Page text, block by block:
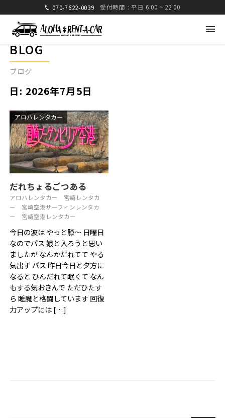
070-7622-0039 受付時間 : 平日 6:00 ~ 22:00
BLOG
ブログ
日: 2026年7月5日
アロハレンタカー
だれちょるごつある
アロハレンタカー
宮崎レンタカ
ー
宮崎空港サーフィンレンタカ
ー
宮崎空港レンタカー
今日の波は やっと膝〜 日曜日
なのでパス 娘と入ろうと思い
ましたが なんかだれてて やる
気出ず パス 昨日今日と夕方に
なると ひんだれて眠くて なん
もする気おきんで ただひたす
ら 睡魔と格闘しています 回復
力アップには […]
アロハレンタカー
〒880-0824 宮崎県宮崎市大島町高崎416-1
九州運輸局宮崎運輸支局 認可 第285号
TEL: 070-7622-0039
FAX: 0985-25-2832
車種・料金
ご予約・お見積
お電話で問い合わせ
SERVICES
サーフガイド